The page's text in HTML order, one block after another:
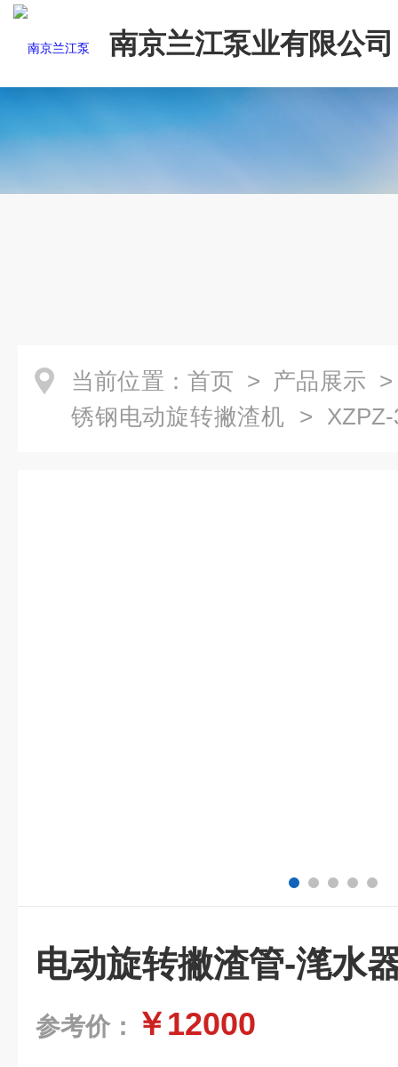
南京兰江泵业有限公司
当前位置： 首页 > 产品展示
锈钢电动旋转撇渣机 > XZPZ-
电动旋转撇渣管-滗水
参考价： ￥12000